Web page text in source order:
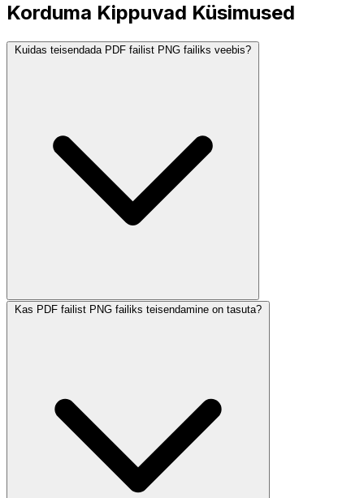
Korduma Kippuvad Küsimused
Kuidas teisendada PDF failist PNG failiks veebis?
Kas PDF failist PNG failiks teisendamine on tasuta?